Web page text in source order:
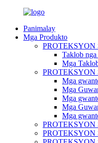
Panimalay
Mga Produkto
PROTEKSYON
Taklob nga
Mga
Mga
Mga
Mga
Mga
Mga
PROTEKSYON
PROTEKSYON